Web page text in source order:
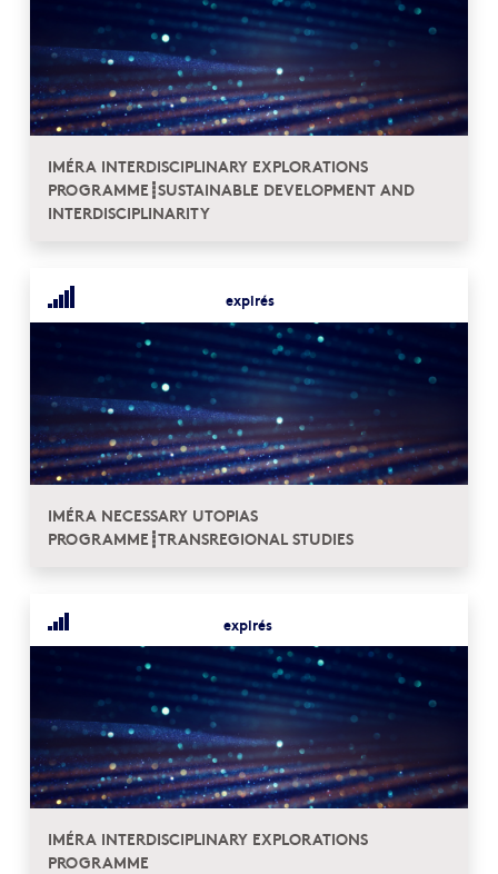
IMÉRA INTERDISCIPLINARY EXPLORATIONS
PROGRAMME┋SUSTAINABLE DEVELOPMENT AND
INTERDISCIPLINARITY
expirés
IMÉRA NECESSARY UTOPIAS
PROGRAMME┋TRANSREGIONAL STUDIES
expirés
IMÉRA INTERDISCIPLINARY EXPLORATIONS
PROGRAMME